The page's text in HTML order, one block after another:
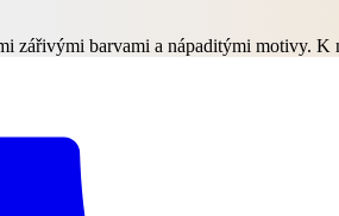
zářivými barvami a nápaditými motivy.